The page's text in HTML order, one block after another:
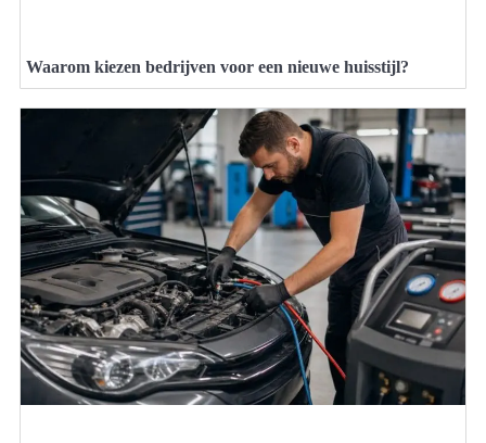
Waarom kiezen bedrijven voor een nieuwe huisstijl?